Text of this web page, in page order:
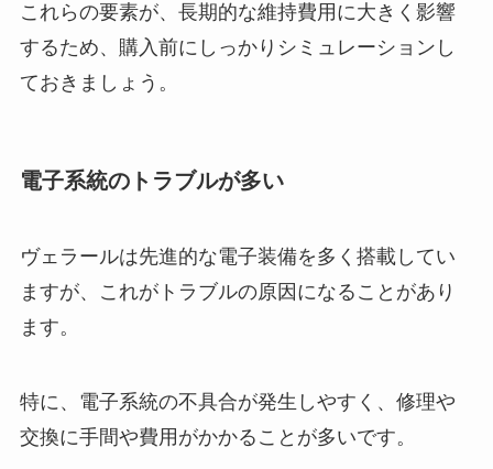
これらの要素が、長期的な維持費用に大きく影響
するため、購入前にしっかりシミュレーションし
ておきましょう。
電子系統のトラブルが多い
ヴェラールは先進的な電子装備を多く搭載してい
ますが、これがトラブルの原因になることがあり
ます。
特に、電子系統の不具合が発生しやすく、修理や
交換に手間や費用がかかることが多いです。